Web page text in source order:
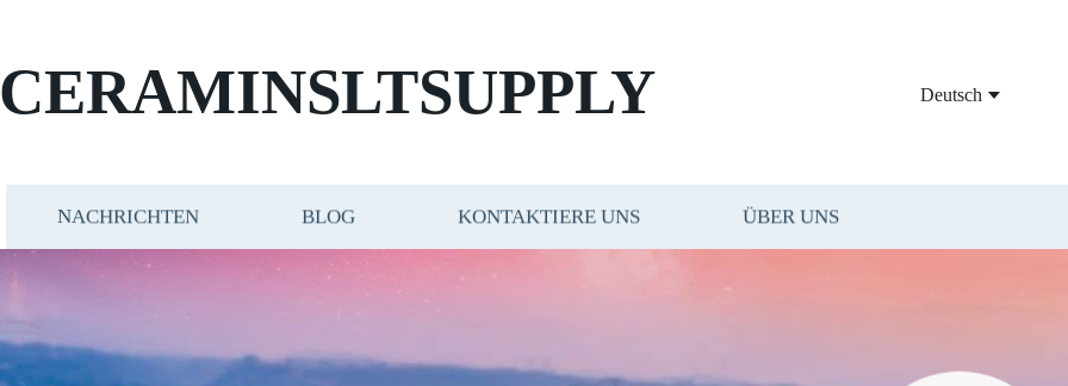
CERAMINSLTSUPPLY Deutsch
NACHRICHTEN BLOG KONTAKTIERE UNS ÜBER UNS